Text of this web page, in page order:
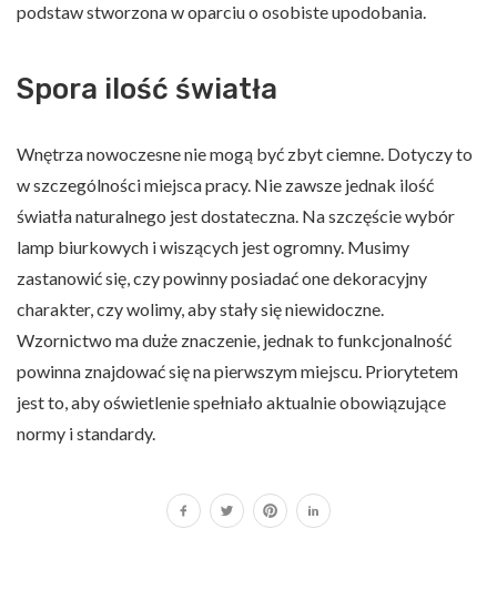
podstaw stworzona w oparciu o osobiste upodobania.
Spora ilość światła
Wnętrza nowoczesne nie mogą być zbyt ciemne. Dotyczy to
w szczególności miejsca pracy. Nie zawsze jednak ilość
światła naturalnego jest dostateczna. Na szczęście wybór
lamp biurkowych i wiszących jest ogromny. Musimy
zastanowić się, czy powinny posiadać one dekoracyjny
charakter, czy wolimy, aby stały się niewidoczne.
Wzornictwo ma duże znaczenie, jednak to funkcjonalność
powinna znajdować się na pierwszym miejscu. Priorytetem
jest to, aby oświetlenie spełniało aktualnie obowiązujące
normy i standardy.